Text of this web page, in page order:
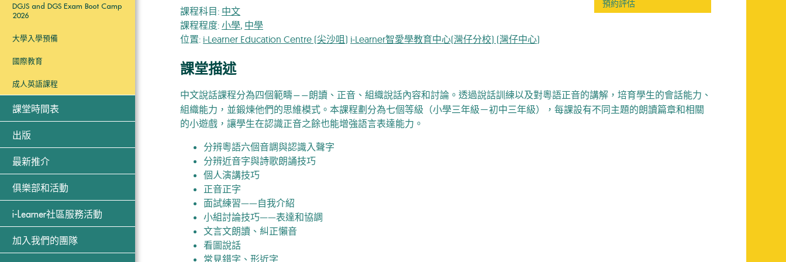
DGJS and DGS Exam Boot Camp
2026
大學入學預備
國際教育
成人英語課程
課堂時間表
出版
最新推介
俱樂部和活動
i-Learner社區服務活動
加入我們的團隊
預約評估
課程科目: 中文
課程程度: 小學, 中學
位置: i-Learner Education Centre (尖沙咀) i-Learner智愛學教育中心(灣仔分校) (灣仔中心)
課堂描述
中文說話課程分為四個範疇――朗讀、正音、組織說話內容和討論。透過說話訓練以及對粵語正音的講解，培育學生的會話能力、
組織能力，並鍛煉他們的思維模式。本課程劃分為七個等級（小學三年級－初中三年級），每課設有不同主題的朗讀篇章和相關
的小遊戲，讓學生在認識正音之餘也能增強語言表達能力。
分辨粵語六個音調與認識入聲字
分辨近音字與詩歌朗誦技巧
個人演講技巧
正音正字
面試練習——自我介紹
小組討論技巧——表達和協調
文言文朗讀、糾正懶音
看圖說話
常見錯字、形近字